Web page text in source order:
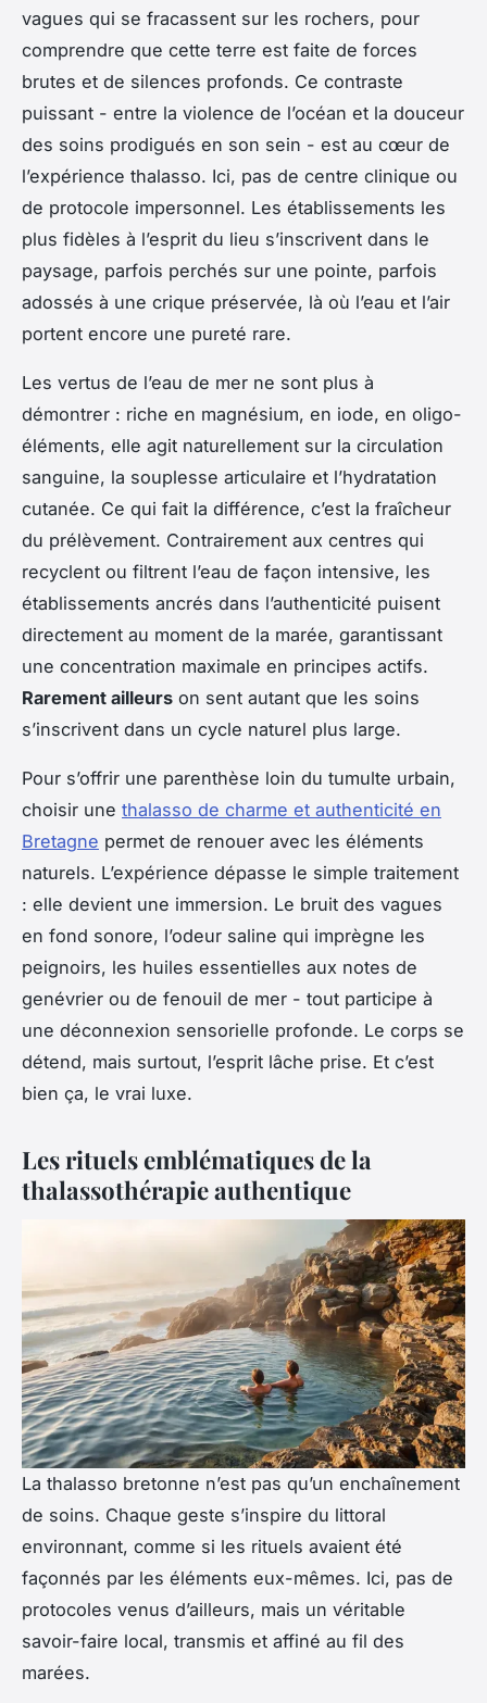
vagues qui se fracassent sur les rochers, pour
comprendre que cette terre est faite de forces
brutes et de silences profonds. Ce contraste
puissant - entre la violence de l’océan et la douceur
des soins prodigués en son sein - est au cœur de
l’expérience thalasso. Ici, pas de centre clinique ou
de protocole impersonnel. Les établissements les
plus fidèles à l’esprit du lieu s’inscrivent dans le
paysage, parfois perchés sur une pointe, parfois
adossés à une crique préservée, là où l’eau et l’air
portent encore une pureté rare.
Les vertus de l’eau de mer ne sont plus à
démontrer : riche en magnésium, en iode, en oligo-
éléments, elle agit naturellement sur la circulation
sanguine, la souplesse articulaire et l’hydratation
cutanée. Ce qui fait la différence, c’est la fraîcheur
du prélèvement. Contrairement aux centres qui
recyclent ou filtrent l’eau de façon intensive, les
établissements ancrés dans l’authenticité puisent
directement au moment de la marée, garantissant
une concentration maximale en principes actifs.
Rarement ailleurs on sent autant que les soins
s’inscrivent dans un cycle naturel plus large.
Pour s’offrir une parenthèse loin du tumulte urbain,
choisir une thalasso de charme et authenticité en
Bretagne permet de renouer avec les éléments
naturels. L’expérience dépasse le simple traitement
: elle devient une immersion. Le bruit des vagues
en fond sonore, l’odeur saline qui imprègne les
peignoirs, les huiles essentielles aux notes de
genévrier ou de fenouil de mer - tout participe à
une déconnexion sensorielle profonde. Le corps se
détend, mais surtout, l’esprit lâche prise. Et c’est
bien ça, le vrai luxe.
Les rituels emblématiques de la
thalassothérapie authentique
La thalasso bretonne n’est pas qu’un enchaînement
de soins. Chaque geste s’inspire du littoral
environnant, comme si les rituels avaient été
façonnés par les éléments eux-mêmes. Ici, pas de
protocoles venus d’ailleurs, mais un véritable
savoir-faire local, transmis et affiné au fil des
marées.